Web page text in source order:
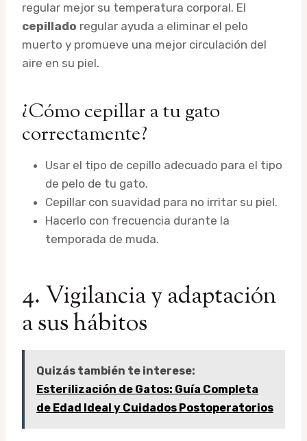
regular mejor su temperatura corporal. El
cepillado regular ayuda a eliminar el pelo
muerto y promueve una mejor circulación del
aire en su piel.
¿Cómo cepillar a tu gato
correctamente?
Usar el tipo de cepillo adecuado para el tipo
de pelo de tu gato.
Cepillar con suavidad para no irritar su piel.
Hacerlo con frecuencia durante la
temporada de muda.
4. Vigilancia y adaptación
a sus hábitos
Quizás también te interese:
Esterilización de Gatos: Guía Completa
de Edad Ideal y Cuidados Postoperatorios